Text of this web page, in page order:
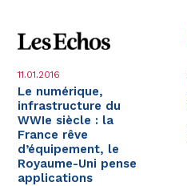
11.01.2016
Le numérique,
infrastructure du
WWIe siècle : la
France rêve
d’équipement, le
Royaume-Uni pense
applications